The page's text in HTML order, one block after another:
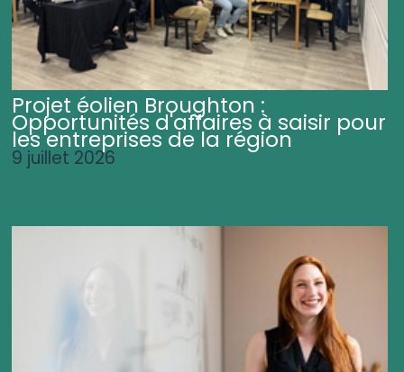
Projet éolien Broughton :
Opportunités d'affaires à saisir pour
les entreprises de la région
9 juillet 2026